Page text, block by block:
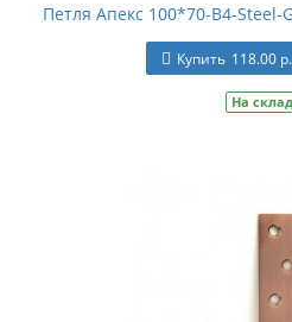
Петля Апекс 100*70-В4-Steel-
Купить 118.00 р.
На